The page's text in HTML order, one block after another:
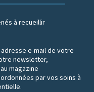
à recueillir
e-mail de votre
newsletter,
magazine
par vos soins à